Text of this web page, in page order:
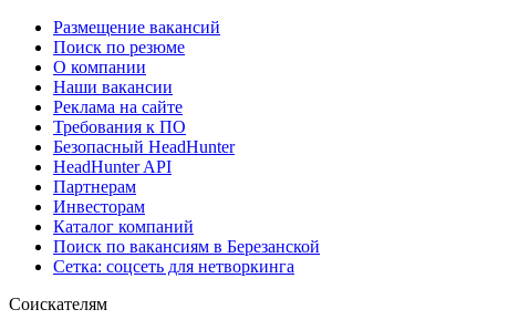
Размещение вакансий
Поиск по резюме
О компании
Наши вакансии
Реклама на сайте
Требования к ПО
Безопасный HeadHunter
HeadHunter API
Партнерам
Инвесторам
Каталог компаний
Поиск по вакансиям в Березанской
Сетка: соцсеть для нетворкинга
Соискателям